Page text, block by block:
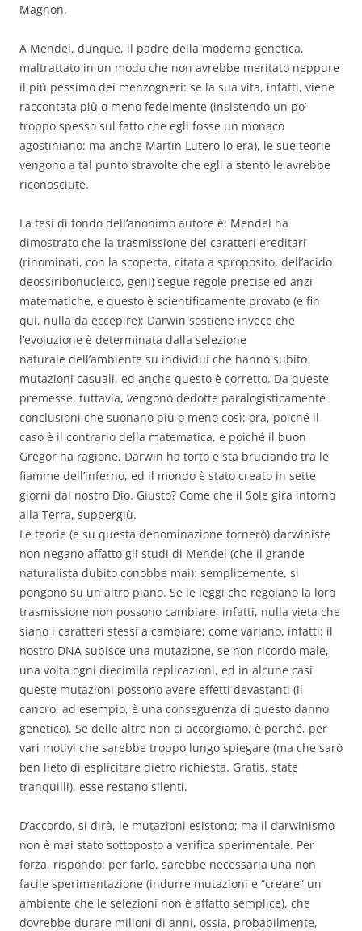
Magnon.
A Mendel, dunque, il padre della moderna genetica,
maltrattato in un modo che non avrebbe meritato neppure
il più pessimo dei menzogneri: se la sua vita, infatti, viene
raccontata più o meno fedelmente (insistendo un po’
troppo spesso sul fatto che egli fosse un monaco
agostiniano: ma anche Martin Lutero lo era), le sue teorie
vengono a tal punto stravolte che egli a stento le avrebbe
riconosciute.
La tesi di fondo dell’anonimo autore è: Mendel ha
dimostrato che la trasmissione dei caratteri ereditari
(rinominati, con la scoperta, citata a sproposito, dell’acido
deossiribonucleico, geni) segue regole precise ed anzi
matematiche, e questo è scientificamente provato (e fin
qui, nulla da eccepire); Darwin sostiene invece che
l’evoluzione è determinata dalla selezione
naturale dell’ambiente su individui che hanno subito
mutazioni casuali, ed anche questo è corretto. Da queste
premesse, tuttavia, vengono dedotte paralogisticamente
conclusioni che suonano più o meno così: ora, poiché il
caso è il contrario della matematica, e poiché il buon
Gregor ha ragione, Darwin ha torto e sta bruciando tra le
fiamme dell’inferno, ed il mondo è stato creato in sette
giorni dal nostro Dio. Giusto? Come che il Sole gira intorno
alla Terra, suppergiù.
Le teorie (e su questa denominazione tornerò) darwiniste
non negano affatto gli studi di Mendel (che il grande
naturalista dubito conobbe mai): semplicemente, si
pongono su un altro piano. Se le leggi che regolano la loro
trasmissione non possono cambiare, infatti, nulla vieta che
siano i caratteri stessi a cambiare; come variano, infatti: il
nostro DNA subisce una mutazione, se non ricordo male,
una volta ogni diecimila replicazioni, ed in alcune casi
queste mutazioni possono avere effetti devastanti (il
cancro, ad esempio, è una conseguenza di questo danno
genetico). Se delle altre non ci accorgiamo, è perché, per
vari motivi che sarebbe troppo lungo spiegare (ma che sarò
ben lieto di esplicitare dietro richiesta. Gratis, state
tranquilli), esse restano silenti.
D’accordo, si dirà, le mutazioni esistono; ma il darwinismo
non è mai stato sottoposto a verifica sperimentale. Per
forza, rispondo: per farlo, sarebbe necessaria una non
facile sperimentazione (indurre mutazioni e “creare” un
ambiente che le selezioni non è affatto semplice), che
dovrebbe durare milioni di anni, ossia, probabilmente,